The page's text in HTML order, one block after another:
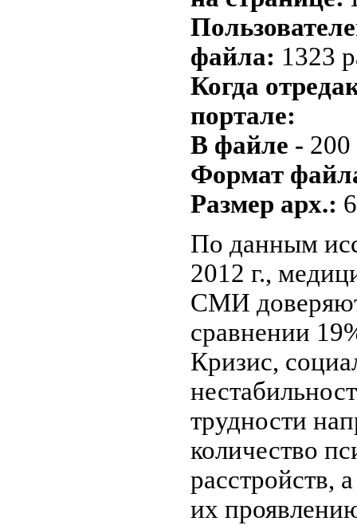
файла: 1323
Когда
портале:
В файле - 200
Формат
Размер арх.:
По данным
2012 г.,
СМИ
сравнении
Кризис,
трудности
количество
расстройств,
их